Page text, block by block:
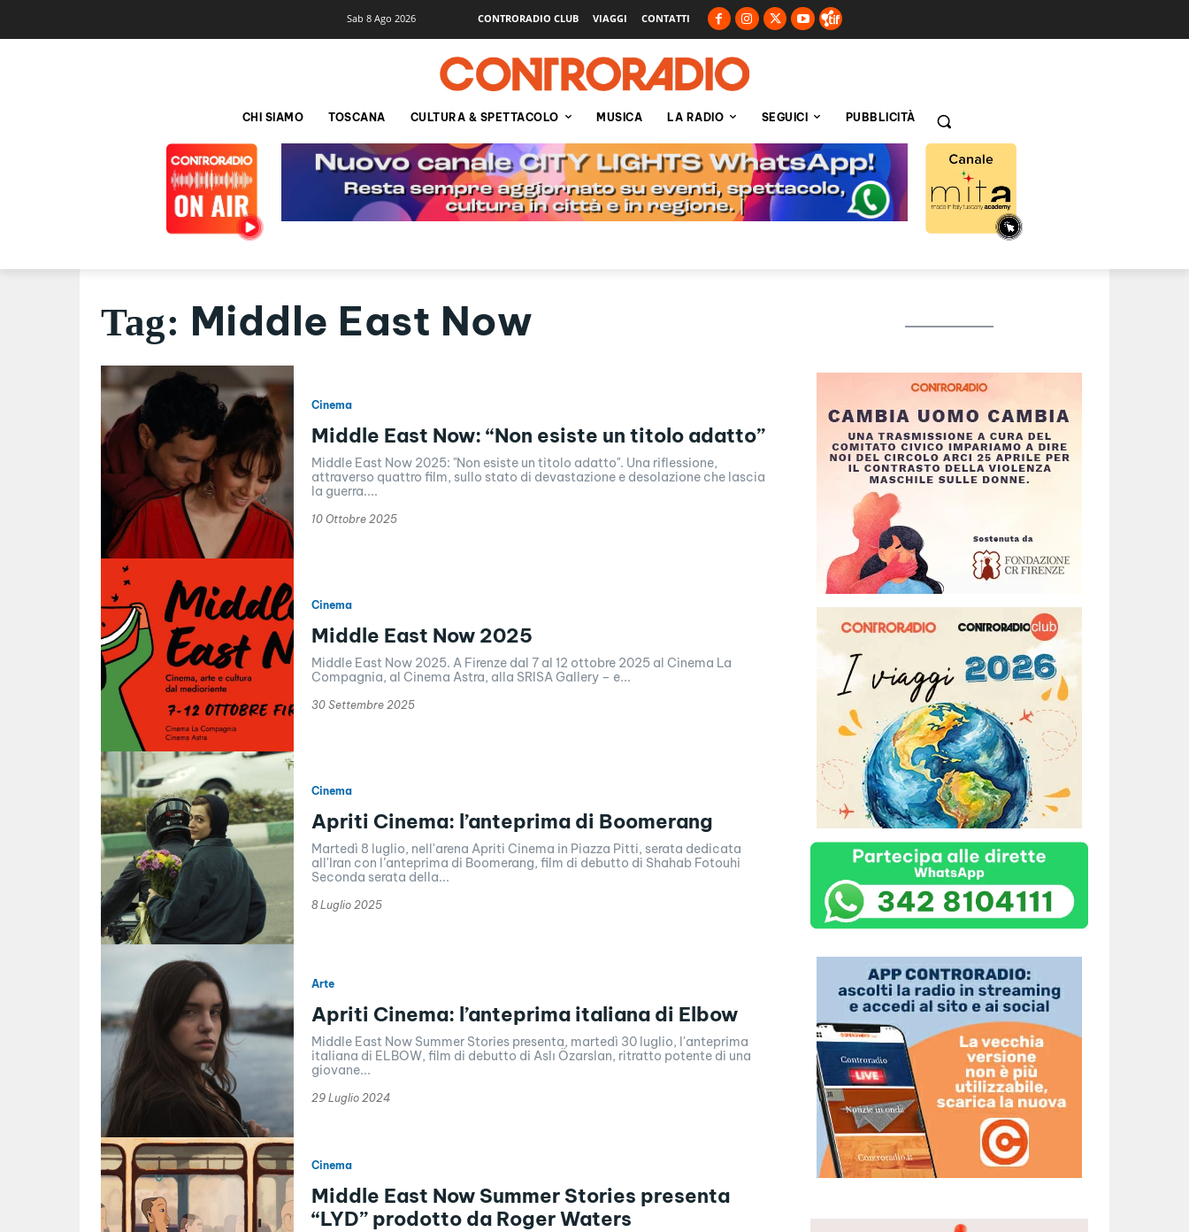
Sab 8 Ago 2026 CONTRORADIO CLUB VIAGGI CONTATTI
CHI SIAMO TOSCANA CULTURA & SPETTACOLO MUSICA LA RADIO SEGUICI PUBBLICITÀ
Tag: Middle East Now
Cinema
Middle East Now: “Non esiste un titolo adatto”
Middle East Now 2025: "Non esiste un titolo adatto". Una riflessione,
attraverso quattro film, sullo stato di devastazione e desolazione che lascia
la guerra....
10 Ottobre 2025
Cinema
Middle East Now 2025
Middle East Now 2025. A Firenze dal 7 al 12 ottobre 2025 al Cinema La
Compagnia, al Cinema Astra, alla SRISA Gallery – e...
30 Settembre 2025
Cinema
Apriti Cinema: l’anteprima di Boomerang
Martedì 8 luglio, nell'arena Apriti Cinema in Piazza Pitti, serata dedicata
all'Iran con l’anteprima di Boomerang, film di debutto di Shahab Fotouhi
Seconda serata della...
8 Luglio 2025
Arte
Apriti Cinema: l’anteprima italiana di Elbow
Middle East Now Summer Stories presenta, martedì 30 luglio, l'anteprima
italiana di ELBOW, film di debutto di Aslı Özarslan, ritratto potente di una
giovane...
29 Luglio 2024
Cinema
Middle East Now Summer Stories presenta
“LYD” prodotto da Roger Waters